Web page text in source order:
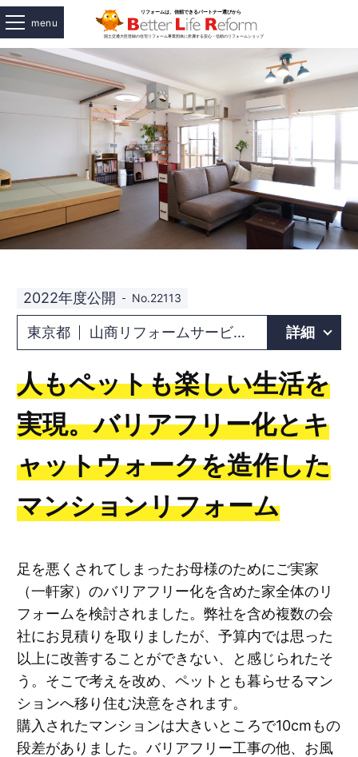
menu
2022年度公開 No.22113
東京都 山商リフォームサービス株式会社 城北東店 詳細
人もペットも楽しい生活を
実現。バリアフリー化とキ
ャットウォークを造作した
マンションリフォーム
足を悪くされてしまったお母様のためにご実家
（一軒家）のバリアフリー化を含めた家全体のリ
フォームを検討されました。弊社を含め複数の会
社にお見積りを取りましたが、予算内では思った
以上に改善することができない、と感じられたそ
う。そこで考えを改め、ペットとも暮らせるマン
ションへ移り住む決意をされます。
購入されたマンションは大きいところで10cmもの
段差がありました。バリアフリー工事の他、お風